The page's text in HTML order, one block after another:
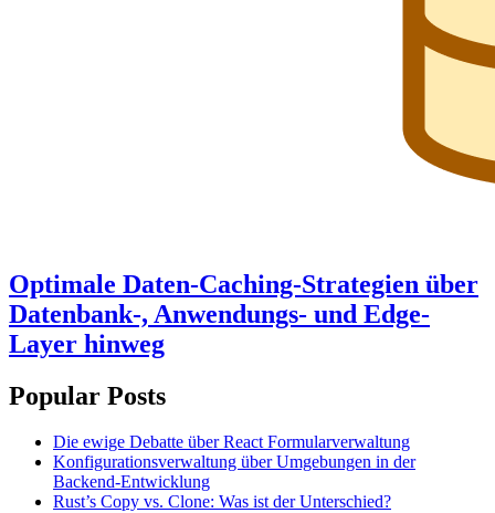
Optimale Daten-Caching-Strategien über
Datenbank-, Anwendungs- und Edge-
Layer hinweg
Popular Posts
Die ewige Debatte über React Formularverwaltung
Konfigurationsverwaltung über Umgebungen in der
Backend-Entwicklung
Rust’s Copy vs. Clone: Was ist der Unterschied?